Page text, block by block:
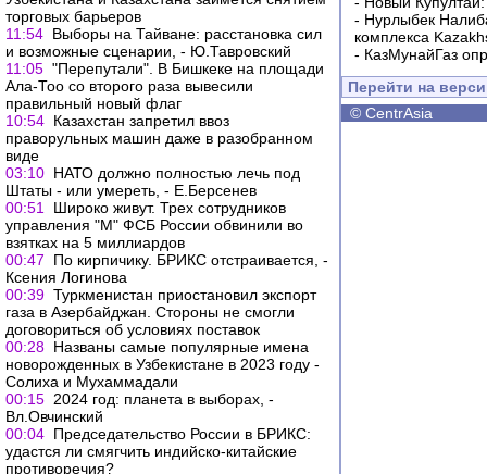
торговых барьеров
11:54 Выборы на Тайване: расстановка сил
и возможные сценарии, - Ю.Тавровский
11:05 "Перепутали". В Бишкеке на площади
Ала-Тоо со второго раза вывесили
правильный новый флаг
10:54 Казахстан запретил ввоз
праворульных машин даже в разобранном
виде
03:10 НАТО должно полностью лечь под
Штаты - или умереть, - Е.Берсенев
00:51
Широко живут. Трех сотрудников
управления "М" ФСБ России обвинили во
взятках на 5 миллиардов
00:47
По кирпичику. БРИКС отстраивается, -
Ксения Логинова
00:39 Туркменистан приостановил экспорт
газа в Азербайджан. Стороны не смогли
договориться об условиях поставок
00:28 Названы самые популярные имена
новорожденных в Узбекистане в 2023 году -
Солиха и Мухаммадали
00:15 2024 год: планета в выборах, -
Вл.Овчинский
00:04 Председательство России в БРИКС:
удастся ли смягчить индийско-китайские
противоречия?
- Нурлыбек
комплекса
- КазМунайГаз
Перейти на
© CentrAsia